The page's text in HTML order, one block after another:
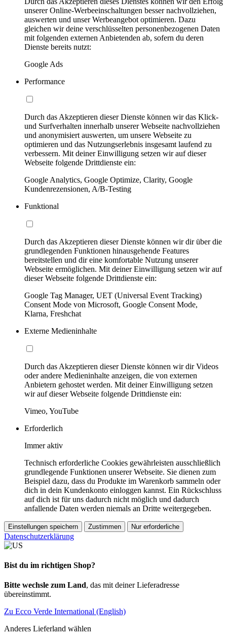
unserer Online-Werbeeinschaltungen besser nachvollziehen,
auswerten und unser Werbeangebot optimieren. Dazu
gleichen wir deine verschlüsselten personenbezogenen Daten
mit folgenden externen Anbietenden ab, sofern du deren
Dienste bereits nutzt:
Google Ads
Performance
Durch das Akzeptieren dieser Dienste können wir das Klick-
und Surfverhalten innerhalb unserer Webseite nachvollziehen
und anonymisiert auswerten, um unsere Webseite zu
optimieren und das Nutzungserlebnis insgesamt laufend zu
verbessern. Mit deiner Einwilligung setzen wir auf dieser
Webseite folgende Drittdienste ein:
Google Analytics, Google Optimize, Clarity, Google
Kundenrezensionen, A/B-Testing
Funktional
Durch das Akzeptieren dieser Dienste können wir dir über die
grundlegenden Funktionen hinausgehende Features
bereitstellen und dir eine komfortable Nutzung unserer
Webseite ermöglichen. Mit deiner Einwilligung setzen wir auf
dieser Webseite folgende Drittdienste ein:
Google Tag Manager, UET (Universal Event Tracking)
Consent Mode von Microsoft, Google Consent Mode,
Klarna, Freshchat
Externe Medieninhalte
Durch das Akzeptieren dieser Dienste können wir dir Videos
oder andere Medieninhalte anzeigen, die von externen
Anbietern gehostet werden. Mit deiner Einwilligung setzen
wir auf dieser Webseite folgende Drittdienste ein:
Vimeo, YouTube
Erforderlich
Immer aktiv
Technisch erforderliche Cookies gewährleisten ausschließlich
grundlegende Funktionen unserer Webseite. Sie dienen zum
Beispiel dazu, dass du Produkte im Warenkorb sammeln oder
dich in dein Kundenkonto einloggen kannst. Ein Rückschluss
auf dich ist für uns dadurch nicht möglich und dadurch
anfallende Daten werden niemals an Dritte weitergegeben.
Einstellungen speichern Zustimmen Nur erforderliche
Datenschutzerklärung
Bist du im richtigen Shop?
Bitte wechsle zum Land, das mit deiner Lieferadresse
übereinstimmt.
Zu Ecco Verde International (English)
Anderes Lieferland wählen